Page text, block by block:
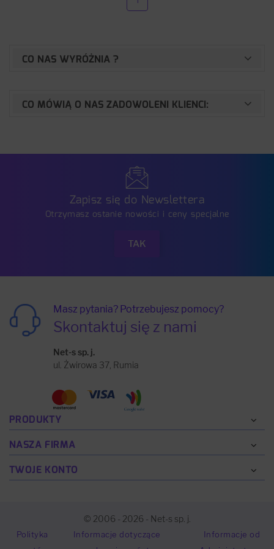
CO NAS WYRÓŻNIA ?
CO MÓWIĄ O NAS ZADOWOLENI KLIENCI:
Zapisz się do Newslettera
Otrzymasz ostanie nowości i ceny specjalne
Masz pytania? Potrzebujesz pomocy?
Skontaktuj się z nami
Net-s sp. j.
ul. Żwirowa 37, Rumia
PRODUKTY
NASZA FIRMA
TWOJE KONTO
© 2006 - 2026 - Net-s sp. j.
Polityka
Informacje dotyczące
Informacje od